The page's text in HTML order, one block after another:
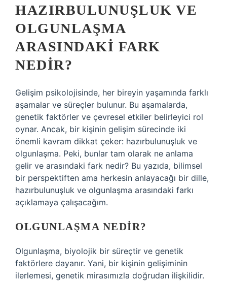
HAZIRBULUNUŞLUK VE
OLGUNLAŞMA
ARASINDAKI FARK
NEDIR?
Gelişim psikolojisinde, her bireyin yaşamında farklı
aşamalar ve süreçler bulunur. Bu aşamalarda,
genetik faktörler ve çevresel etkiler belirleyici rol
oynar. Ancak, bir kişinin gelişim sürecinde iki
önemli kavram dikkat çeker: hazırbulunuşluk ve
olgunlaşma. Peki, bunlar tam olarak ne anlama
gelir ve arasındaki fark nedir? Bu yazıda, bilimsel
bir perspektiften ama herkesin anlayacağı bir dille,
hazırbulunuşluk ve olgunlaşma arasındaki farkı
açıklamaya çalışacağım.
OLGUNLAŞMA NEDIR?
Olgunlaşma, biyolojik bir süreçtir ve genetik
faktörlere dayanır. Yani, bir kişinin gelişiminin
ilerlemesi, genetik mirasımızla doğrudan ilişkilidir.